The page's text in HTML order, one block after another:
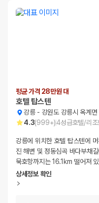
평균 가격 28만원 대
호텔 탑스텐
강릉- 강원도 강릉시 옥계
4.3(999+)4성급호텔/리조
강릉에 위치한 호텔 탑스텐에
진 해변 및 정동심곡 바다부채
묵호항까지는 16.1km 떨어져
상세정보 확인